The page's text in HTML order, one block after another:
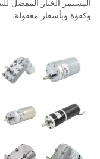
المستمر الخيار المفضل
وكفؤة وبأسعار معقولة.